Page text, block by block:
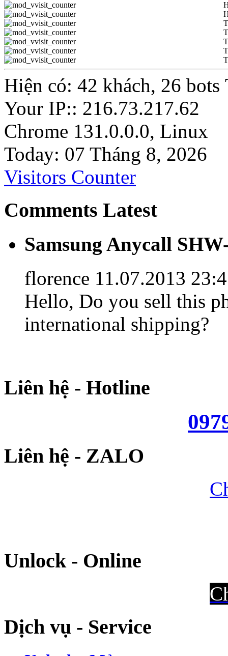
Hiện có: 42 khách, 26 bots
Your IP:: 216.73.217.62
Chrome 131.0.0.0, Linux
Today: 07 Tháng 8, 2026
Visitors Counter
Comments Latest
Samsung Anycall
florence 11.07.2013
Hello, Do you sell this
international shipping?
Liên hệ - Hotline
Liên hệ - ZALO
Unlock - Online
Dịch vụ - Service